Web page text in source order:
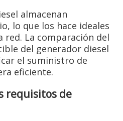
almacenan
lo que los hace ideales
red. La comparación del
del generador diesel
el suministro de
eficiente.
requisitos de